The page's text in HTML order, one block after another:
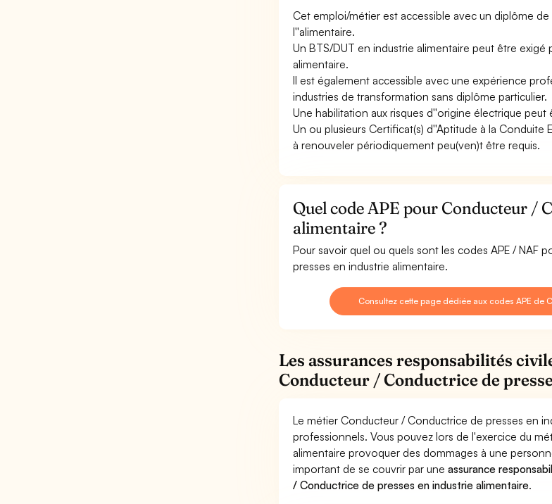
Cet emploi/métier est accessible avec un diplôme
l''alimentaire.
Un BTS/DUT en industrie alimentaire peut être
alimentaire.
Il est également accessible avec une expérience
industries de transformation sans diplôme particulier.
Une habilitation aux risques d''origine électrique peut
Un ou plusieurs Certificat(s) d''Aptitude à la
à renouveler périodiquement peu(ven)t être requis.
Quel code APE pour Conducteur /
alimentaire ?
Pour savoir quel ou quels sont les codes APE / NAF
presses en industrie alimentaire.
Consultez cette page dédiée aux codes APE
Les assurances responsabilités
Conducteur / Conductrice de
Le métier Conducteur / Conductrice de presses en
professionnels. Vous pouvez lors de l'exercice du
alimentaire provoquer des dommages à une
important de se couvrir par uneassurance
/ Conductrice de presses en industrie alimentaire.